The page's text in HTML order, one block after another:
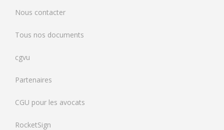
Pays-Bas
Royaume-Uni
Nous contacter
Tous nos documents
cgvu
Partenaires
CGU pour les avocats
RocketSign